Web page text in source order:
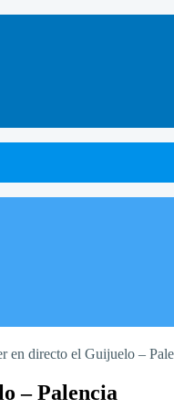
en directo el Guijuelo –
– Palencia